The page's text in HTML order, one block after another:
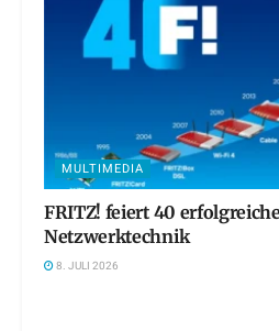
MULTIMEDIA
FRITZ! feiert 40
Netzwerktechnik
8. JULI 2026